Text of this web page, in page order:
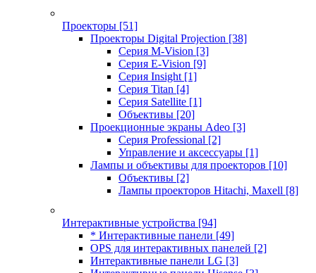
Проекторы [51]
Проекторы Digital Projection [38]
Серия M-Vision [3]
Серия E-Vision [9]
Серия Insight [1]
Серия Titan [4]
Серия Satellite [1]
Объективы [20]
Проекционные экраны Adeo [3]
Серия Professional [2]
Управление и аксессуары [1]
Лампы и объективы для проекторов [10]
Объективы [2]
Лампы проекторов Hitachi, Maxell [8]
Интерактивные устройства [94]
* Интерактивные панели [49]
OPS для интерактивных панелей [2]
Интерактивные панели LG [3]